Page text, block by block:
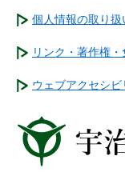
個人情報の取り扱
リンク・著作権
ウェブアクセシビ